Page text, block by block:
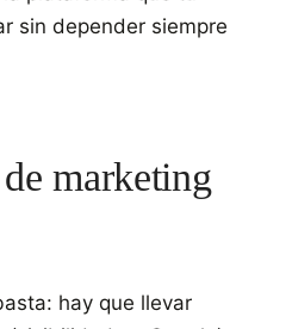
sin depender siempre
marketing
hay que llevar